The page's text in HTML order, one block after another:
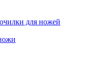
для ножей